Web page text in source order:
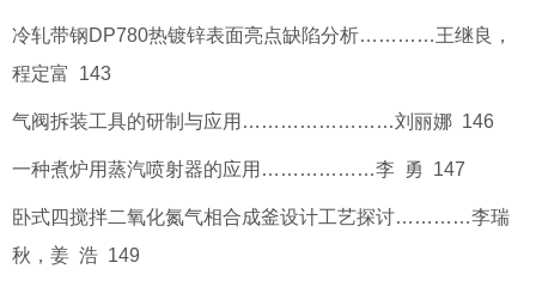
冷轧带钢DP780热镀锌表面亮点缺陷分析…………王继良，
程定富 143
气阀拆装工具的研制与应用……………………刘丽娜 146
一种煮炉用蒸汽喷射器的应用………………李 勇 147
卧式四搅拌二氧化氮气相合成釜设计工艺探讨…………李瑞
秋，姜 浩 149